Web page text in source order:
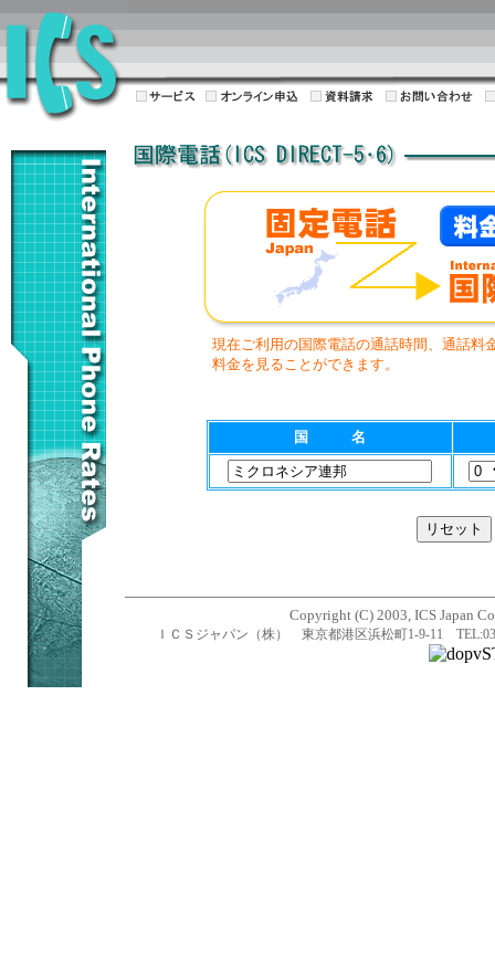
現在ご利用の国際電話の通話時間、通話料
料金を見ることができます。
国 名
Copyright (C) 2003, ICS Japan
ＩＣＳジャパン（株） 東京都港区浜松町1-9-11